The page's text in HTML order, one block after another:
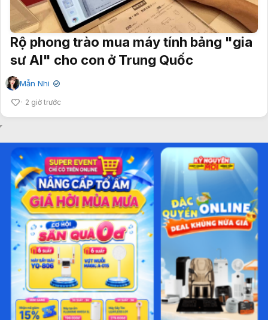
Rộ phong trào mua máy tính bảng "gia
sư AI" cho con ở Trung Quốc
Mẫn Nhi ✔
2 giờ trước